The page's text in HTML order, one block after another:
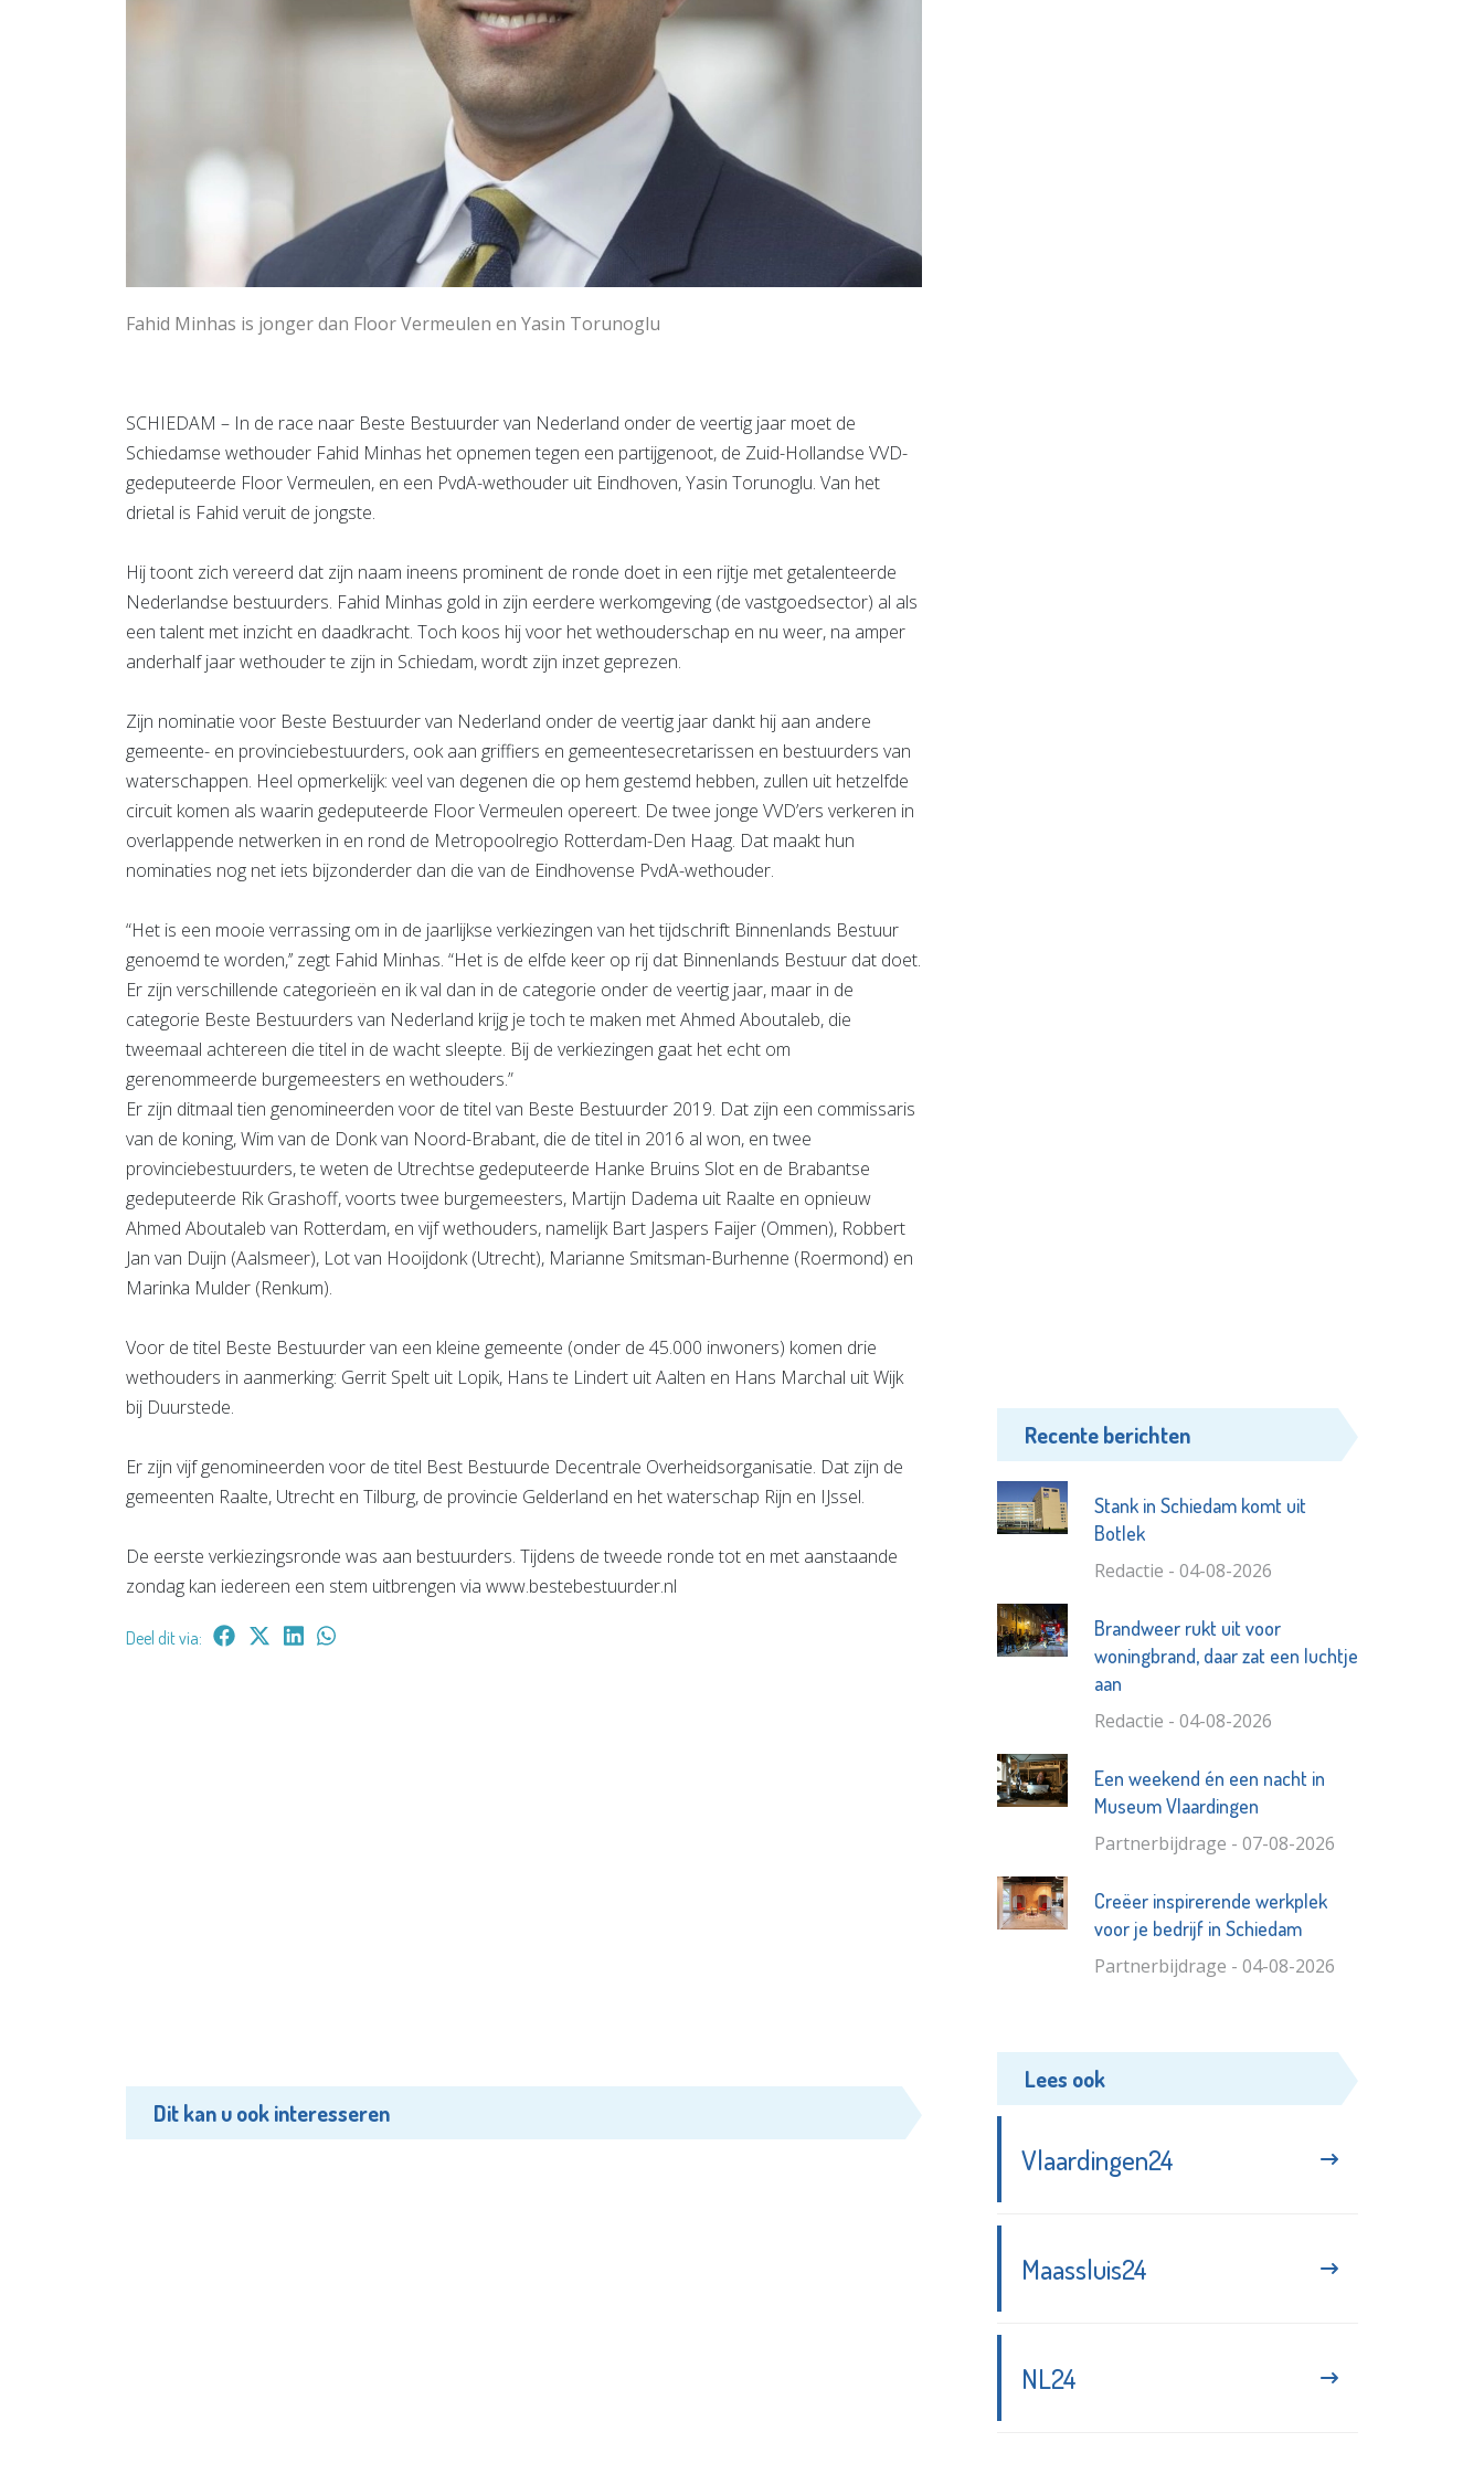
Fahid Minhas is jonger dan Floor Vermeulen en Yasin Torunoglu
SCHIEDAM – In de race naar Beste Bestuurder van Nederland onder de veertig jaar moet de
Schiedamse wethouder Fahid Minhas het opnemen tegen een partijgenoot, de Zuid-Hollandse VVD-
gedeputeerde Floor Vermeulen, en een PvdA-wethouder uit Eindhoven, Yasin Torunoglu. Van het
drietal is Fahid veruit de jongste.
Hij toont zich vereerd dat zijn naam ineens prominent de ronde doet in een rijtje met getalenteerde
Nederlandse bestuurders. Fahid Minhas gold in zijn eerdere werkomgeving (de vastgoedsector) al als
een talent met inzicht en daadkracht. Toch koos hij voor het wethouderschap en nu weer, na amper
anderhalf jaar wethouder te zijn in Schiedam, wordt zijn inzet geprezen.
Zijn nominatie voor Beste Bestuurder van Nederland onder de veertig jaar dankt hij aan andere
gemeente- en provinciebestuurders, ook aan griffiers en gemeentesecretarissen en bestuurders van
waterschappen. Heel opmerkelijk: veel van degenen die op hem gestemd hebben, zullen uit hetzelfde
circuit komen als waarin gedeputeerde Floor Vermeulen opereert. De twee jonge VVD’ers verkeren in
overlappende netwerken in en rond de Metropoolregio Rotterdam-Den Haag. Dat maakt hun
nominaties nog net iets bijzonderder dan die van de Eindhovense PvdA-wethouder.
“Het is een mooie verrassing om in de jaarlijkse verkiezingen van het tijdschrift Binnenlands Bestuur
genoemd te worden,’’ zegt Fahid Minhas. “Het is de elfde keer op rij dat Binnenlands Bestuur dat doet.
Er zijn verschillende categorieën en ik val dan in de categorie onder de veertig jaar, maar in de
categorie Beste Bestuurders van Nederland krijg je toch te maken met Ahmed Aboutaleb, die
tweemaal achtereen die titel in de wacht sleepte. Bij de verkiezingen gaat het echt om
gerenommeerde burgemeesters en wethouders.”
Er zijn ditmaal tien genomineerden voor de titel van Beste Bestuurder 2019. Dat zijn een commissaris
van de koning, Wim van de Donk van Noord-Brabant, die de titel in 2016 al won, en twee
provinciebestuurders, te weten de Utrechtse gedeputeerde Hanke Bruins Slot en de Brabantse
gedeputeerde Rik Grashoff, voorts twee burgemeesters, Martijn Dadema uit Raalte en opnieuw
Ahmed Aboutaleb van Rotterdam, en vijf wethouders, namelijk Bart Jaspers Faijer (Ommen), Robbert
Jan van Duijn (Aalsmeer), Lot van Hooijdonk (Utrecht), Marianne Smitsman-Burhenne (Roermond) en
Marinka Mulder (Renkum).
Voor de titel Beste Bestuurder van een kleine gemeente (onder de 45.000 inwoners) komen drie
wethouders in aanmerking: Gerrit Spelt uit Lopik, Hans te Lindert uit Aalten en Hans Marchal uit Wijk
bij Duurstede.
Er zijn vijf genomineerden voor de titel Best Bestuurde Decentrale Overheidsorganisatie. Dat zijn de
gemeenten Raalte, Utrecht en Tilburg, de provincie Gelderland en het waterschap Rijn en IJssel.
De eerste verkiezingsronde was aan bestuurders. Tijdens de tweede ronde tot en met aanstaande
zondag kan iedereen een stem uitbrengen via www.bestebestuurder.nl
Deel dit via:
Dit kan u ook interesseren
Recente berichten
Stank in Schiedam komt uit
Botlek
Redactie - 04-08-2026
Brandweer rukt uit voor
woningbrand, daar zat een luchtje
aan
Redactie - 04-08-2026
Een weekend én een nacht in
Museum Vlaardingen
Partnerbijdrage - 07-08-2026
Creëer inspirerende werkplek
voor je bedrijf in Schiedam
Partnerbijdrage - 04-08-2026
Lees ook
Vlaardingen24
Maassluis24
NL24